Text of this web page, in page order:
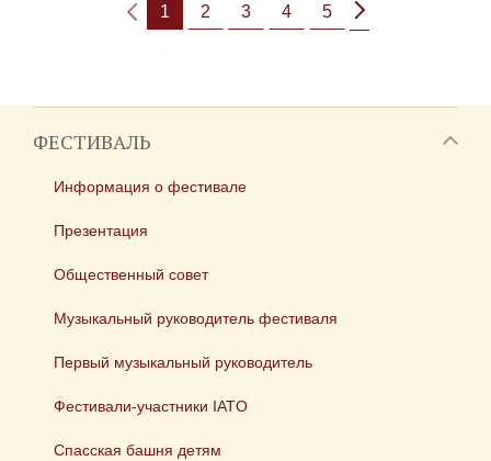
1 2 3 4 5
ФЕСТИВАЛЬ
Информация о фестивале
Презентация
Общественный совет
Музыкальный руководитель фестиваля
Первый музыкальный руководитель
Фестивали-участники IATO
Спасская башня детям